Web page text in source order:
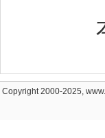
Copyright 2000-2025,